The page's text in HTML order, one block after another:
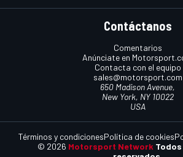
Contáctanos
Comentarios
Anúnciate en
Contacta con el equipo
sales@motorsport.com
650 Madison Avenue,
New York, NY 10022
USA
© 2026 Motorsport Network
Términos y condicionesPolítica de cookies